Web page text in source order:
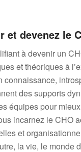
et devenez le
à devenir un
et théoriques à
des supports
équipes pour
incarnez le CHO
et
la vie, le monde